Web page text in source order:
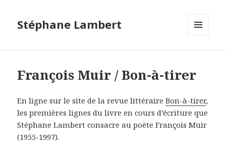
Stéphane Lambert
François Muir / Bon-à-tirer
En ligne sur le site de la revue littéraireBon-à-tirer,
les premières lignes du livre en cours d’écriture que
Stéphane Lambert consacre au poète François Muir
(1955-1997).